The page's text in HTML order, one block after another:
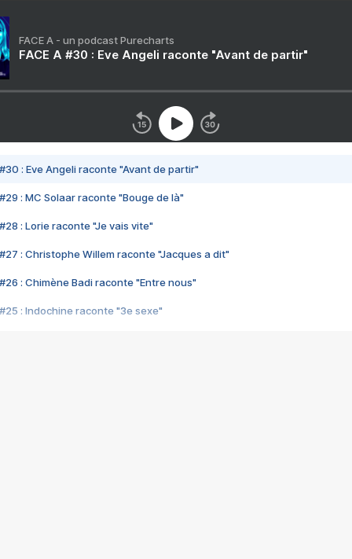
FACE A - un podcast Purecharts
FACE A #30 : Eve Angeli raconte "Avant de partir"
#30 : Eve Angeli raconte "Avant de partir"
#29 : MC Solaar raconte "Bouge de là"
#28 : Lorie raconte "Je vais vite"
#27 : Christophe Willem raconte "Jacques a dit"
#26 : Chimène Badi raconte "Entre nous"
#25 : Indochine raconte "3e sexe"